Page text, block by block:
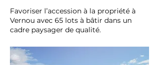
Favoriser l’accession à la propriété à
Vernou avec 65 lots à bâtir dans un
cadre paysager de qualité.